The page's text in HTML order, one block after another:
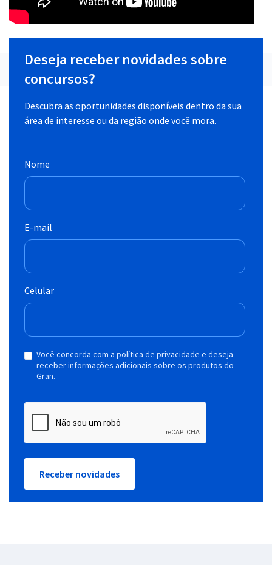
Deseja receber novidades sobre
concursos?
Descubra as oportunidades disponíveis dentro da sua
área de interesse ou da região onde você mora.
Nome
E-mail
Celular
Você concorda com a política de privacidade e deseja
receber informações adicionais sobre os produtos do
Gran.
Receber novidades